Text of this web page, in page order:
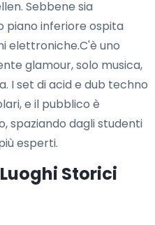
Sebbene sia
piano inferiore ospita
elettroniche.C'è uno
glamour, solo musica,
I set di acid e dub techno
e il pubblico è
spaziando dagli studenti
esperti.
Storici